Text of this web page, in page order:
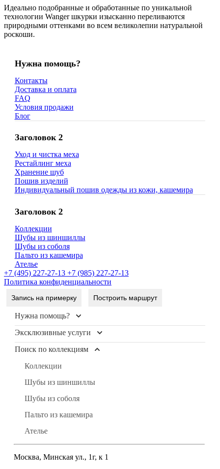
Идеально подобранные и обработанные по уникальной
технологии Wanger шкурки изысканно переливаются
природными оттенками во всем великолепии натуральной
роскоши.
Нужна помощь?
Контакты
Доставка и оплата
FAQ
Условия продажи
Блог
Заголовок 2
Уход и чистка меха
Рестайлинг меха
Хранение шуб
Пошив изделий
Индивидуальный пошив одежды из кожи, кашемира
Заголовок 2
Коллекции
Шубы из шиншиллы
Шубы из соболя
Пальто из кашемира
Ателье
+7 (495) 227-27-13 +7 (985) 227-27-13
Политика конфиденциальности
Запись на примерку Построить маршрут
Нужна помощь?
Контакты
Доставка и оплата
FAQ
Условия продажи
Блог
Эксклюзивные услуги
Уход и чистка меха
Рестайлинг меха
Хранение шуб
Пошив изделий
Индивидуальный пошив одежды из кожи, кашемира
Поиск по коллекциям
Коллекции
Шубы из шиншиллы
Шубы из соболя
Пальто из кашемира
Ателье
Москва, Минская ул., 1г, к 1